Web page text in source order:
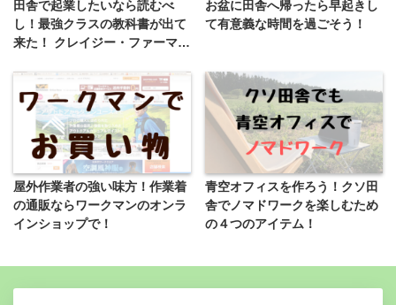
田舎で起業したいなら読むべ
し！最強クラスの教科書が出て
来た！ クレイジー・ファーマー
お盆に田舎へ帰ったら早起きし
て有意義な時間を過ごそう！
屋外作業者の強い味方！作業着
の通販ならワークマンのオンラ
インショップで！
青空オフィスを作ろう！クソ田
舎でノマドワークを楽しむため
の４つのアイテム！